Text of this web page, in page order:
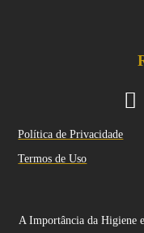
Política de Privacidade
Termos de Uso
A Importância da Higiene